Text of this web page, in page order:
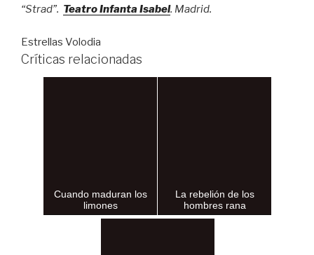
“Strad”. Teatro Infanta Isabel. Madrid.
Estrellas Volodia
Críticas relacionadas
Cuando maduran los
limones
La rebelión de los
hombres rana